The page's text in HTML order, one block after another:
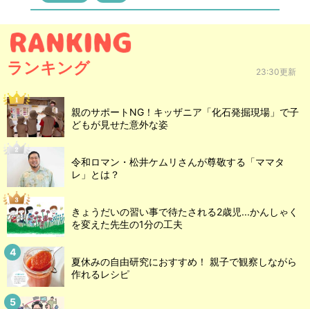
ランキング 23:30更新
親のサポートNG！キッザニア「化石発掘現場」で子
どもが見せた意外な姿
令和ロマン・松井ケムリさんが尊敬する「ママタ
レ」とは？
きょうだいの習い事で待たされる2歳児...かんしゃく
を変えた先生の1分の工夫
夏休みの自由研究におすすめ！ 親子で観察しながら
作れるレシピ